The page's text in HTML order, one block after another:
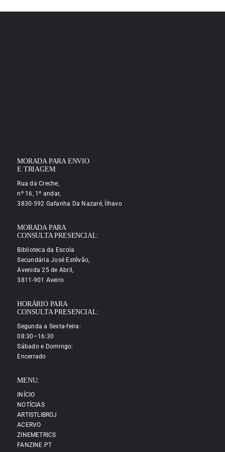
MORADA PARA ENVIO
E TRIAGEM:
Rua da Creche,
nº 16, 1º andar,
3830-592 Gafanha Da Nazaré, Ílhavo
MORADA PARA
CONSULTA PRESENCIAL:
Biblioteca da Escola
Secundária José Estêvão,
Avenida 25 de Abril,
3811-901 Aveiro
HORÁRIO PARA
CONSULTA PRESENCIAL:
Segunda a Sexta-feira:
08:30–16:30
Sábado e Domingo:
Encerrado
MENU:
INÍCIO
NOTÍCIAS
ARTISTLIBROJ
ACERVO
ZINEMETRICS
FANZINE.PT